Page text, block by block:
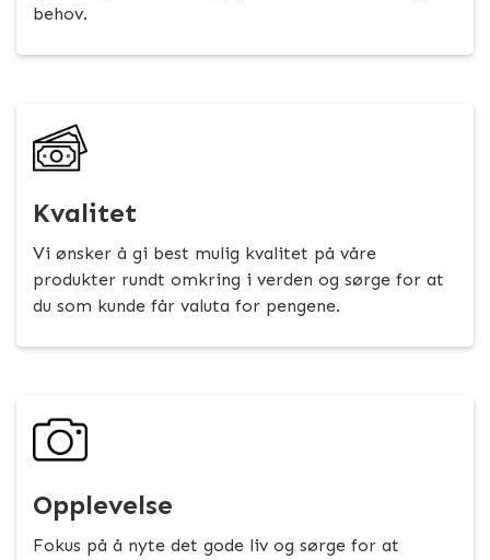
behov.
Kvalitet
Vi ønsker å gi best mulig kvalitet på våre
produkter rundt omkring i verden og sørge for at
du som kunde får valuta for pengene.
Opplevelse
Fokus på å nyte det gode liv og sørge for at